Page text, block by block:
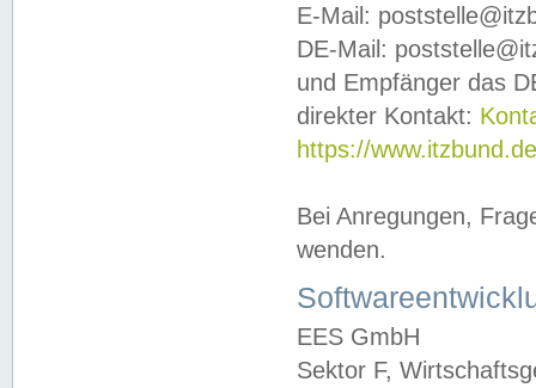
E-Mail:
DE-Mail:
und Empfänger das
direkter Kontakt:
https://
Bei Anregungen,
wenden.
EES GmbH
Sektor F,